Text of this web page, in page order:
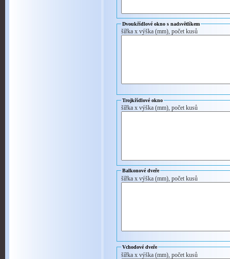
Dvoukřídlové okno s nadsvětlíkem
šířka x výška (mm), počet kusů
Trojkřídlové okno
šířka x výška (mm), počet kusů
Balkonové dveře
šířka x výška (mm), počet kusů
Vchodové dveře
šířka x výška (mm), počet kusů